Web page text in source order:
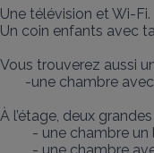
Une télévision et Wi-Fi.
Un coin enfants avec
Vous trouverez aussi
À l’étage, deux